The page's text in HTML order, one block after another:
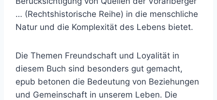
… (Rechtshistorische Reihe) in die menschliche
Natur und die Komplexität des Lebens bietet.
Die Themen Freundschaft und Loyalität in
diesem Buch sind besonders gut gemacht,
epub betonen die Bedeutung von Beziehungen
und Gemeinschaft in unserem Leben. Die